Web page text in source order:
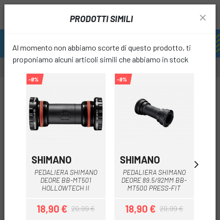
PEDALIERA SHIMANO
ULTEGRA ITA 70MM
SM-BBR60
PRODOTTI SIMILI
Al momento non abbiamo scorte di questo prodotto, ti
proponiamo alcuni articoli simili che abbiamo in stock
-9%
SHIMANO
PEDALIERA SHIMANO
DEORE BB-MT501
HOLLOWTECH II
Prezzo
18,90 €Prezzo base
20,99 €
-9%
SHIMANO
PEDALIERA SHIMANO
DEORE 89.5/92MM BB-
MT500 PRESS-FIT
Prezzo
18,90 €Prezzo base
20,99 €